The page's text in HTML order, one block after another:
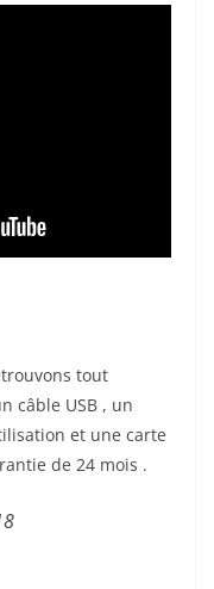
tout
câble USB , un
et une carte
de 24 mois .